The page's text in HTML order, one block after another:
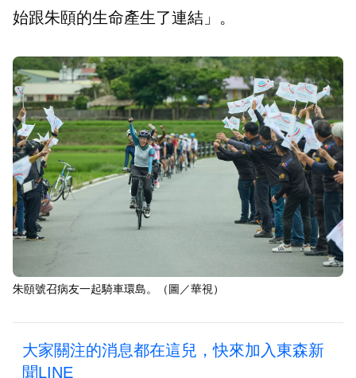
始跟朱頤的生命產生了連結」。
朱頤號召病友一起騎車環島。（圖／華視）
大家關注的消息都在這兒，快來加入東森新
聞LINE